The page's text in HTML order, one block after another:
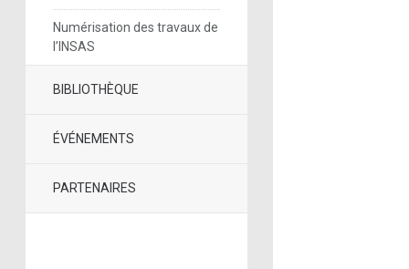
Numérisation des travaux de
l’INSAS
BIBLIOTHÈQUE
ÉVÉNEMENTS
PARTENAIRES